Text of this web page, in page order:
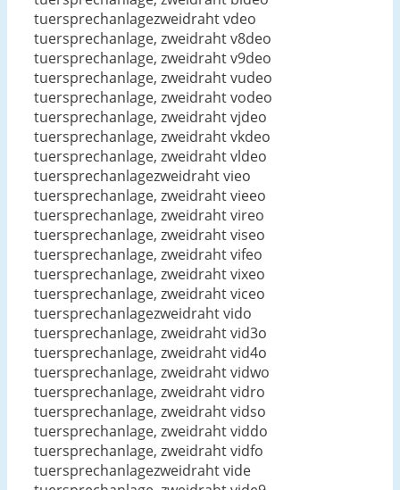
tuersprechanlagezweidraht vdeo
tuersprechanlage, zweidraht v8deo
tuersprechanlage, zweidraht v9deo
tuersprechanlage, zweidraht vudeo
tuersprechanlage, zweidraht vodeo
tuersprechanlage, zweidraht vjdeo
tuersprechanlage, zweidraht vkdeo
tuersprechanlage, zweidraht vldeo
tuersprechanlagezweidraht vieo
tuersprechanlage, zweidraht vieeo
tuersprechanlage, zweidraht vireo
tuersprechanlage, zweidraht viseo
tuersprechanlage, zweidraht vifeo
tuersprechanlage, zweidraht vixeo
tuersprechanlage, zweidraht viceo
tuersprechanlagezweidraht vido
tuersprechanlage, zweidraht vid3o
tuersprechanlage, zweidraht vid4o
tuersprechanlage, zweidraht vidwo
tuersprechanlage, zweidraht vidro
tuersprechanlage, zweidraht vidso
tuersprechanlage, zweidraht viddo
tuersprechanlage, zweidraht vidfo
tuersprechanlagezweidraht vide